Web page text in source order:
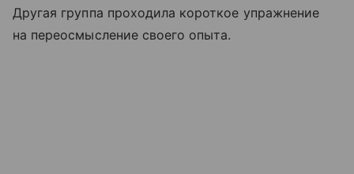
Другая группа проходила короткое упражнение
на переосмысление своего опыта.